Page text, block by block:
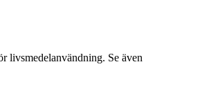
livsmedelanvändning. Se även